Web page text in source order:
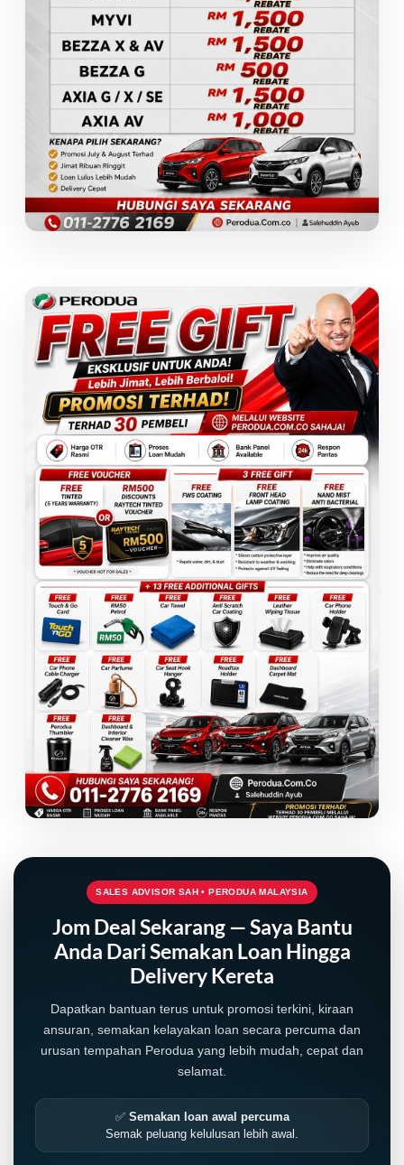
LIVE
SALES ADVISOR SAH • PERODUA MALAYSIA
Jom Deal Sekarang — Saya Bantu
Anda Dari Semakan Loan Hingga
Delivery Kereta
Dapatkan bantuan terus untuk promosi terkini, kiraan
ansuran, semakan kelayakan loan secara percuma dan
urusan tempahan Perodua yang lebih mudah, cepat dan
selamat.
✅ Semakan loan awal percuma
Semak peluang kelulusan lebih awal.